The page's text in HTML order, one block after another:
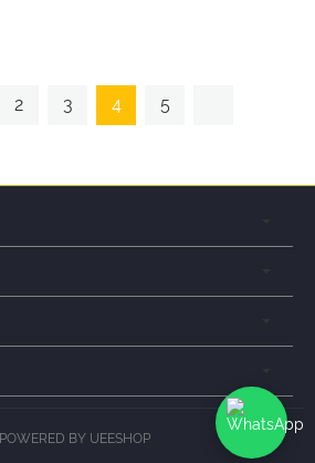
2 3 4 5
POWERED BY UEESHOP